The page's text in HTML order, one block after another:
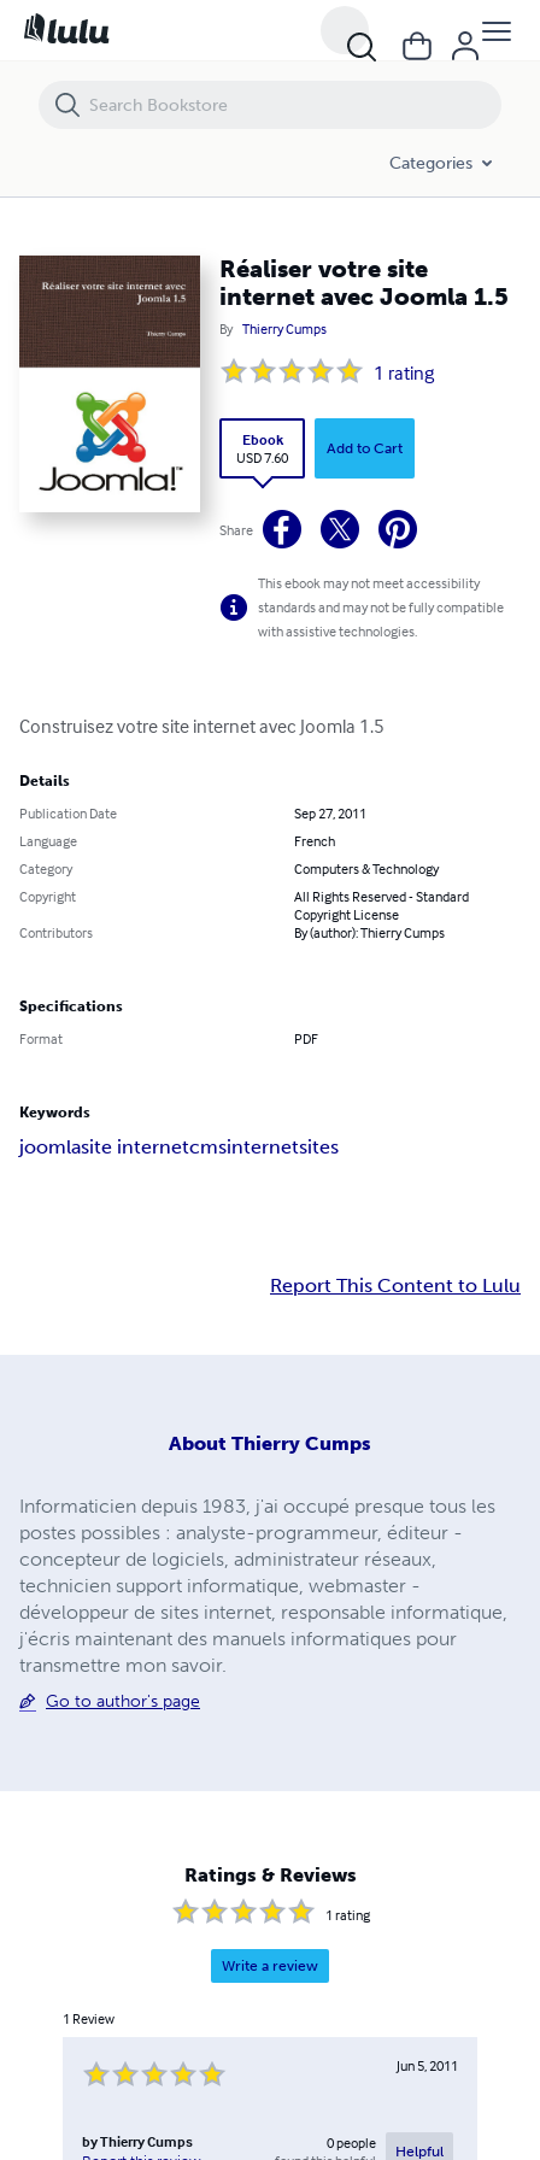
Categories
Réaliser votre site
internet avec Joomla 1.5
By Thierry Cumps
1 rating
Ebook
USD 7.60
Add to Cart
Share
This ebook may not meet accessibility
standards and may not be fully compatible
with assistive technologies.
Construisez votre site internet avec Joomla 1.5
Details
Publication Date
Sep 27, 2011
Language
French
Category
Computers & Technology
Copyright
All Rights Reserved - Standard
Copyright License
Contributors
By (author): Thierry Cumps
Specifications
Format PDF
Keywords
joomlasite internetcmsinternetsites
Report This Content to Lulu
About Thierry Cumps
Informaticien depuis 1983, j'ai occupé presque tous les
postes possibles : analyste-programmeur, éditeur -
concepteur de logiciels, administrateur réseaux,
technicien support informatique, webmaster -
développeur de sites internet, responsable informatique,
j'écris maintenant des manuels informatiques pour
transmettre mon savoir.
Go to author's page
Ratings & Reviews
1 rating
Write a review
1 Review
Jun 5, 2011
byThierry Cumps 0people
Helpful
Réaliser votre site internet avec Joomla 1.5